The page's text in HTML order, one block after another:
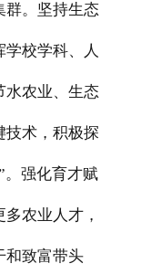
群。坚持生态
校学科、人
水农业、生态
技术，积极探
。强化育才赋
农业人才，
和致富带头